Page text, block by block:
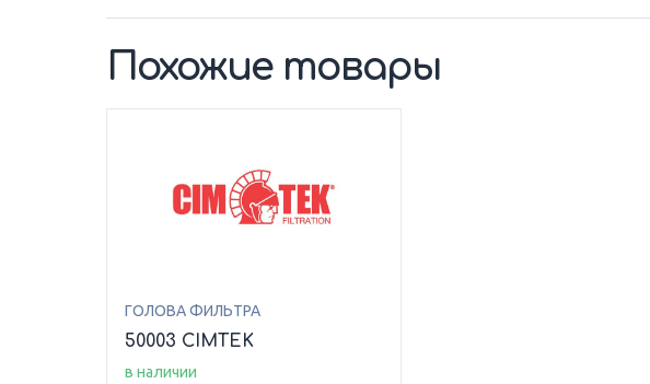
Похожие товары
ГОЛОВА ФИЛЬТРА
50003 CIMTEK
в наличии